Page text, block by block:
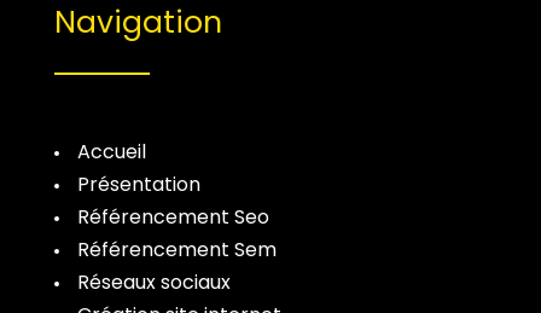
Navigation
Accueil
Présentation
Référencement Seo
Référencement Sem
Réseaux sociaux